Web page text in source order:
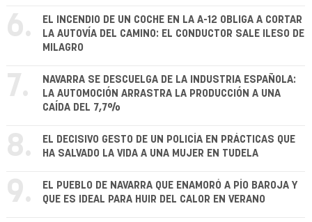
6.
EL INCENDIO DE UN COCHE EN LA A-12 OBLIGA A CORTAR
LA AUTOVÍA DEL CAMINO: EL CONDUCTOR SALE ILESO DE
MILAGRO
7.
NAVARRA SE DESCUELGA DE LA INDUSTRIA ESPAÑOLA:
LA AUTOMOCIÓN ARRASTRA LA PRODUCCIÓN A UNA
CAÍDA DEL 7,7%
8.
EL DECISIVO GESTO DE UN POLICÍA EN PRÁCTICAS QUE
HA SALVADO LA VIDA A UNA MUJER EN TUDELA
9.
EL PUEBLO DE NAVARRA QUE ENAMORÓ A PÍO BAROJA Y
QUE ES IDEAL PARA HUIR DEL CALOR EN VERANO